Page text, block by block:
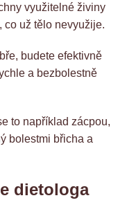
využitelné živiny
co už tělo nevyužije.
budete efektivně
a bezbolestně
to například zácpou,
bolestmi břicha a
dietologa